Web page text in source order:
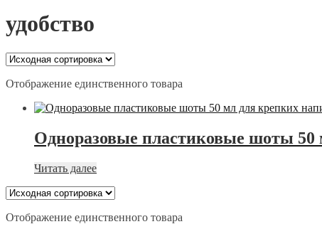
удобство
Отображение единственного товара
Одноразовые пластиковые шоты 50
Читать далее
Отображение единственного товара